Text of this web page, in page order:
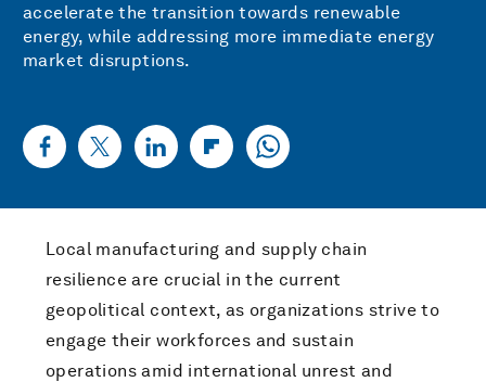
accelerate the transition towards renewable
energy, while addressing more immediate energy
market disruptions.
Local manufacturing and supply chain
resilience are crucial in the current
geopolitical context, as organizations strive to
engage their workforces and sustain
operations amid international unrest and